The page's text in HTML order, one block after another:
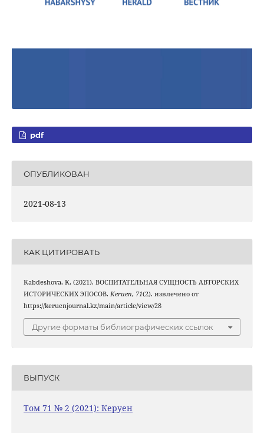
pdf
ОПУБЛИКОВАН
2021-08-13
КАК ЦИТИРОВАТЬ
Kabdeshova, K. (2021). ВОСПИТАТЕЛЬНАЯ СУЩНОСТЬ АВТОРСКИХ
ИСТОРИЧЕСКИХ ЭПОСОВ. Keruen, 71(2). извлечено от
https://keruenjournal.kz/main/article/view/28
Другие форматы библиографических ссылок
ВЫПУСК
Том 71 № 2 (2021): Керуен